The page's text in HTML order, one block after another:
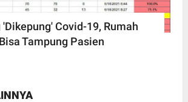
'Dikepung' Covid-19, Rumah
Tampung Pasien